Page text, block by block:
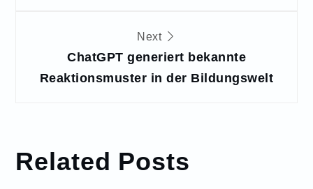
Next
ChatGPT generiert bekannte
Reaktionsmuster in der Bildungswelt
Related Posts